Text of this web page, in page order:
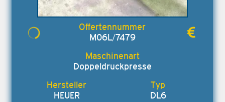
M06L/7479
Doppeldruckpresse
HEUER DL6